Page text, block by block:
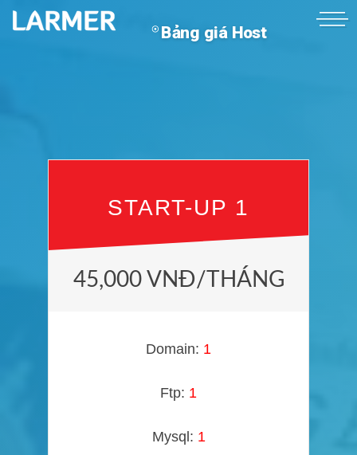
Bảng giá Host
START-UP 1
45,000 VNĐ/THÁNG
Domain: 1
Ftp: 1
Mysql: 1